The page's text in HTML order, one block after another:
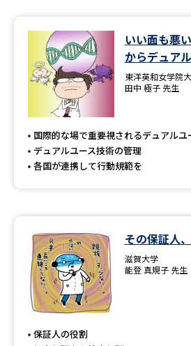
いい面も悪
からデュア
東洋英和女学院
田中 極子 先生
国際的な場で重要視されるデュアルユ
デュアルユース技術の管理
各国が連携して行動規範を
その保証人
滋賀大学
能登 真規子 先生
保証人の役割